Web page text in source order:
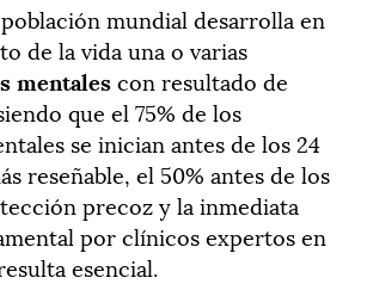
mundial desarrolla en
de la vida una o varias
mentalescon resultado de
que el 75% de los
se inician antes de los 24
reseñable, el 50% antes de los
precoz y la inmediata
por clínicos expertos en
esencial.